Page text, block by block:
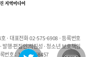
· 대표전화 02-575-6908 · 등록번호
행·편집인:석진성 · 청소년 보호책임
번호 : 101-86-68457